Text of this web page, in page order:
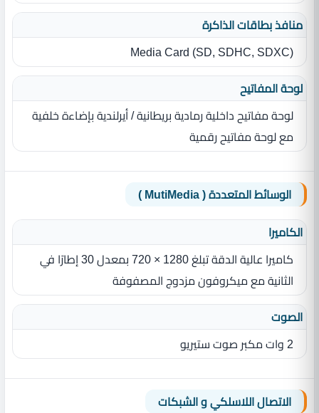
منافذ بطاقات الذاكرة
Media Card ‎(‎SD‎,‎ SDHC‎,‎ SDXC‎)‎
لوحة المفاتيح
لوحة مفاتيح داخلية رمادية بريطانية / أيرلندية بإضاءة خلفية
مع لوحة مفاتيح رقمية
الوسائط المتعددة ( MutiMedia )
الكاميرا
كاميرا عالية الدقة تبلغ 1280 × 720 بمعدل 30 إطارًا في
الثانية مع ميكروفون مزدوج المصفوفة
الصوت
2 وات مكبر صوت ستيريو
الاتصال اللاسلكي و الشبكات